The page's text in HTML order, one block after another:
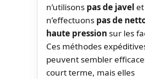
n’utilisons pas de javel
n’effectuons pas de
haute pression sur les
Ces méthodes
peuvent sembler
court terme, mais elles